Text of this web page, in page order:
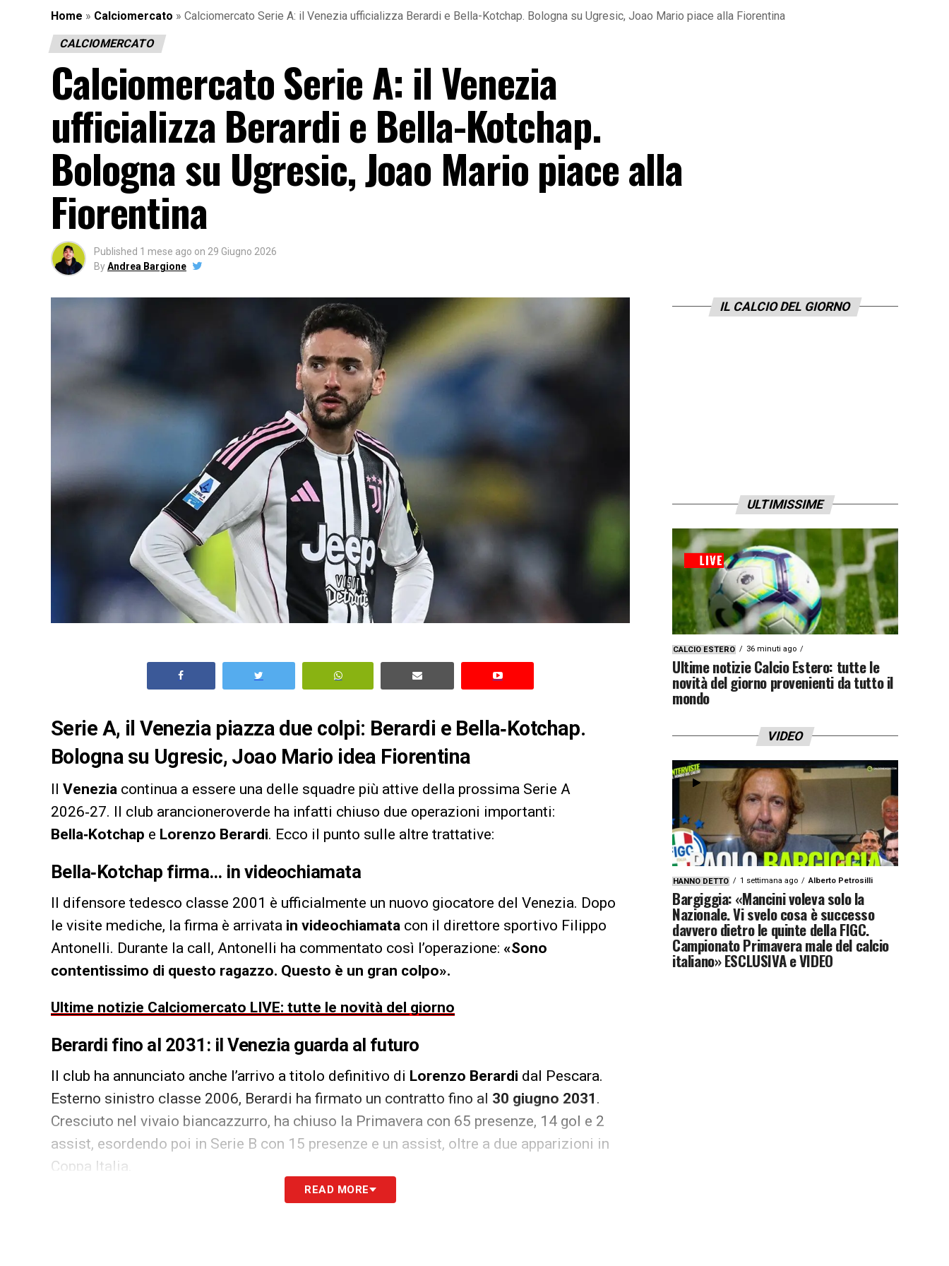
Home » Calciomercato » Calciomercato Serie A: il Venezia ufficializza Berardi e Bella-Kotchap. Bologna su Ugresic, Joao Mario piace alla Fiorentina
CALCIOMERCATO
Calciomercato Serie A: il Venezia
ufficializza Berardi e Bella-Kotchap.
Bologna su Ugresic, Joao Mario piace alla
Fiorentina
Published 1 mese ago on 29 Giugno 2026
ByAndrea Bargione
Serie A, il Venezia piazza due colpi: Berardi e Bella‑Kotchap.
Bologna su Ugresic, Joao Mario idea Fiorentina
Il Venezia continua a essere una delle squadre più attive della prossima Serie A
2026‑27. Il club arancioneroverde ha infatti chiuso due operazioni importanti:
Bella‑Kotchap e Lorenzo Berardi. Ecco il punto sulle altre trattative:
Bella‑Kotchap firma… in videochiamata
Il difensore tedesco classe 2001 è ufficialmente un nuovo giocatore del Venezia. Dopo
le visite mediche, la firma è arrivata in videochiamata con il direttore sportivo Filippo
Antonelli. Durante la call, Antonelli ha commentato così l’operazione: «Sono
contentissimo di questo ragazzo. Questo è un gran colpo».
Ultime notizie Calciomercato LIVE: tutte le novità del giorno
Berardi fino al 2031: il Venezia guarda al futuro
Il club ha annunciato anche l’arrivo a titolo definitivo di Lorenzo Berardi dal Pescara.
Esterno sinistro classe 2006, Berardi ha firmato un contratto fino al 30 giugno 2031 .
Cresciuto nel vivaio biancazzurro, ha chiuso la Primavera con 65 presenze, 14 gol e 2
assist, esordendo poi in Serie B con 15 presenze e un assist, oltre a due apparizioni in
Coppa Italia.
Juventus–Bologna: Holm e Joao Mario, intesa lontana
READ MORE
IL CALCIO DEL GIORNO
ULTIMISSIME
CALCIO ESTERO 36 minuti ago
Ultime notizie Calcio Estero: tutte le
novità del giorno provenienti da tutto il
mondo
VIDEO
HANNO DETTO 1 settimana ago Alberto Petrosilli
Bargiggia: «Mancini voleva solo la
Nazionale. Vi svelo cosa è successo
davvero dietro le quinte della FIGC.
Campionato Primavera male del calcio
italiano» ESCLUSIVA e VIDEO